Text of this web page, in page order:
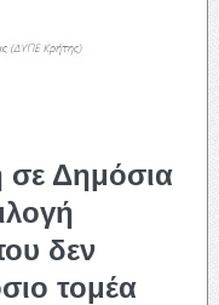
Δημόσια
δεν
τομέα